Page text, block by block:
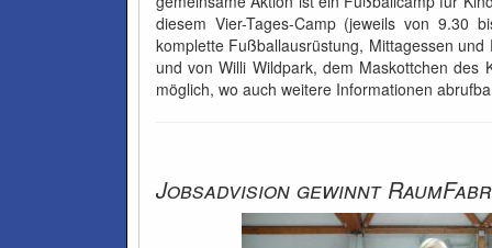
diesem Vier-Tages-Camp (jeweils von 9.30
komplette Fußballausrüstung, Mittagessen
und von Willi Wildpark, dem Maskottchen des
möglich, wo auch weitere Informationen
Jobsadvision gewinnt